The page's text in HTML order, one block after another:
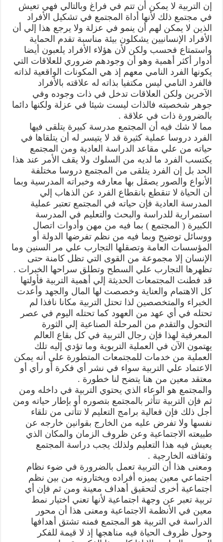
إن التربية لا يمكن أن تتم في فراغ وبالتالي فهي تعيش
في مجتمع ذلك لأنها أداة المجتمع في تشكيل الأفراد
الذين لا يمكن لهم أن ينمو في عزلة ولا يرجع هذا إلي أن
الأفراد الإنسانيين يشكلون بيئة مناسبة تقدم الحماية
واستمتاع فحسب ولكن لأن هؤلاء الأفراد يلعبون أيضا
أدوار أكثر أهمية وهو أن وجودهم ضروري للعلاقات التي
يكونها الفرد النامي معهم إذ هي المكونات الواقعية لذاته
فالفرد النامي ليس مكتفيا بذاته له علاقته بالأفراد
الآخرين ولكن العلاقات تدخل في ذات وجوده وفي
جوهر شخصيته فالذات ليست شيئا في عزلة ولكنها دائما
بالضرورة ذات في علاقة .
مما لا شك فيه أن المجتمع مدرسة كبيرة يتلقى فيها
الفرد دروسا عملية كثيرة قد لا يتيسر له أن يتلقاها في
حياته من علي مقاعد الدراسة العادية ومن المجتمع
يكتسب الفرد ما لديه من السلوك ولا يقف الأمر عند هذا
الحد بل إن الفرد يتلقى من المجتمع دروسا مختلفة
الأنواع والصور يصقل بها معارفه وخبراته المدرسية وبما
أن الحياة لا تنقطع بانقطاع الفرد عن الذهاب إلي
المدرسة العادية فإن حياته في المجتمع تعتبر عملية
استمرارية للدراسة والبحث والتعليم في المدرسة
الكبيرة ( المجتمع ) بما فيه من مهن وأدوات اتصال
ووسائل توضيح وبما فيه من نظم تفرضها الدولة أو
المؤسسات العامة وتصقلها التجارب علي مر السنين وما
الإنسان إلا مجموعة من القوى التي تظل كامنة حتى
تظهرها التجارب علي السطح وتطلق سراحها الخبرات .
قد فطنت المجتمعات الحديثة إلي أهمية التربية فأولتها
كل الاهتمام والعناية وخصصت لها المال والجهد وأعدت
الخبراء والمتخصصين لذا تحتل التربية مكانا نافذا لم
تحتله في أي عهد من العهود كما تحتله اليوم في عصر
التحول والتقدم من المرحلة الصناعية إلي الثورة
المعرفية لهذا فإن رجال التربية في كل بقاع العالم
يهتمون الآن في العملية التربوية وما تؤدي إليه تلك
العملية من خدمات للمجتمعات المتطورة علي أنه يمكن
الاعتماد علي التربية سواء في نشر أي فكرة أو رأي أو
معتقد معين من هنا يتضح لنا خطورة .
والمجتمع هو الوعاء الذي يحتوي التربية في داخله ومن
ثم فإن التربية تتأثر بالمجتمع بتصوره أو بإطار حياته ومن
أجل ذلك فإن فعالية برامج التعليم لا تتأتى من تلقاء
نفسها ولا تفرض عليه من الخارج بقوانين خارجه عن
طبيعته الاجتماعية وعن ظروف الزمان والمكان الذي
يعيش فيه هذا التعليم ولذلك يجب دراسة المجتمع
وثقافته الخارجية .
ومعنى هذا أن التربية تعمل بالضرورة في ضوء نظام
اجتماعي معين يميزه أفراده ويختارونه من بين نظم
اجتماعية أخرى لتحقيق أهداف معينة ومن ثم فإن أي
تربية تعبر عن وجهة اجتماعية لأنها تعني اختيار نمط
معين في الأنظمة الاجتماعية ومعنى هذا أن محور
الدراسة في التربية هو المجتمع فمنه تشتق أهدافها
وحول ظروف الحياة فيه مناهجها إذ لا قيمة للفكر